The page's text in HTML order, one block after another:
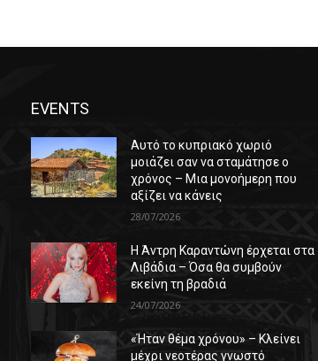
EVENTS
Αυτό το κυπριακό χωριό
μοιάζει σαν να σταμάτησε ο
χρόνος – Μια μονοήμερη που
αξίζει να κάνεις
28/07/2026
Η Άντρη Καραντώνη έρχεται στα
Λιβάδια – Όσα θα συμβούν
εκείνη τη βραδιά
24/07/2026
«Ήταν θέμα χρόνου» – Κλείνει
μέχρι νεοτέρας γνωστό